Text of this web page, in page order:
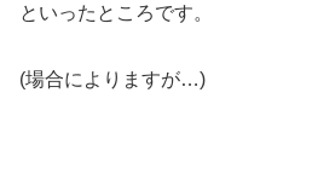
といったところです。
(場合によりますが…)